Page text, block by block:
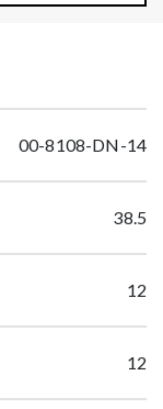
00-8108-DN-14
38.5
12
12